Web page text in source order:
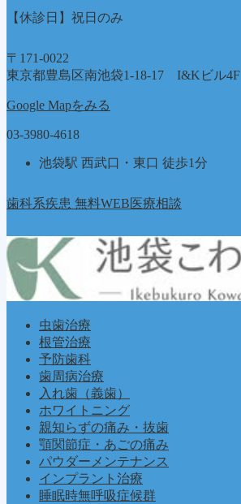
【休診日】祝日のみ
〒171-0022
東京都豊島区南池袋1-18-17 I&Kビル4F
Google Mapをみる
03-3980-4618
池袋駅 西武口・東口 徒歩1分
歯科系疾患 無料WEB医療相談
虫歯治療
根管治療
予防歯科
歯周病治療
入れ歯（義歯）
ホワイトニング
親知らずの痛み・抜歯
顎関節症・あごの痛み
パウダーメンテナンス
インプラント治療
睡眠時無呼吸症候群